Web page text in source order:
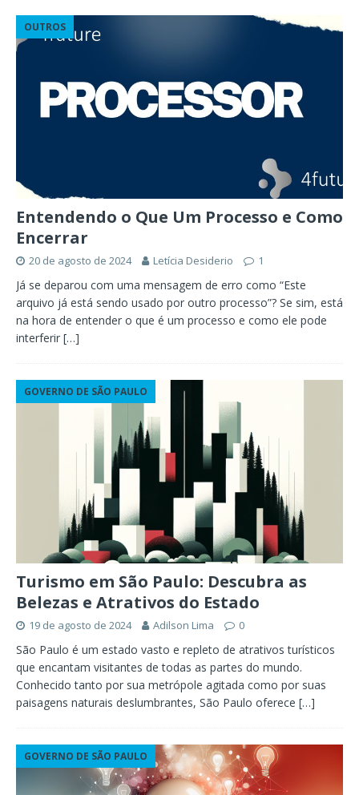
OUTROS
Entendendo o Que Um Processo e Como
Encerrar
20 de agosto de 2024 Letícia Desiderio 1
Já se deparou com uma mensagem de erro como “Este
arquivo já está sendo usado por outro processo”? Se sim, está
na hora de entender o que é um processo e como ele pode
interferir […]
GOVERNO DE SÃO PAULO
Turismo em São Paulo: Descubra as
Belezas e Atrativos do Estado
19 de agosto de 2024 Adilson Lima 0
São Paulo é um estado vasto e repleto de atrativos turísticos
que encantam visitantes de todas as partes do mundo.
Conhecido tanto por sua metrópole agitada como por suas
paisagens naturais deslumbrantes, São Paulo oferece […]
GOVERNO DE SÃO PAULO